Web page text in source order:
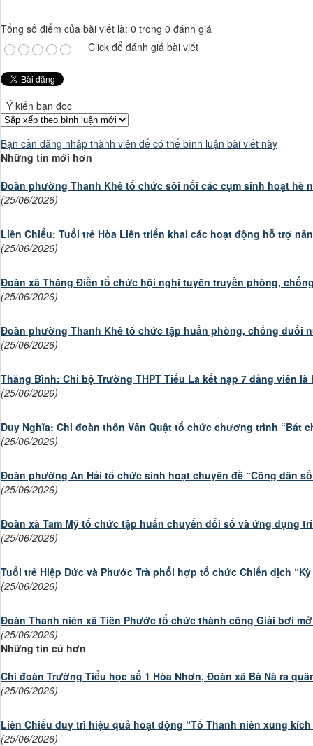
Tổng số điểm của bài viết là: 0 trong 0 đánh giá
Click để đánh giá bài viết
Ý kiến bạn đọc
Bạn cần đăng nhập thành viên để có thể bình luận bài viết này
Những tin mới hơn
Đoàn phường Thanh Khê tổ chức sôi nổi các cụm sinh hoạt hè
(25/06/2026)
Liên Chiểu: Tuổi trẻ Hòa Liên triển khai các hoạt động hỗ trợ
(25/06/2026)
Đoàn xã Thăng Điền tổ chức hội nghị tuyên truyền phòng,
(25/06/2026)
Đoàn phường Thanh Khê tổ chức tập huấn phòng, chống đuối
(25/06/2026)
Thăng Bình: Chi bộ Trường THPT Tiểu La kết nạp 7 đảng viên
(25/06/2026)
Duy Nghĩa: Chi đoàn thôn Vân Quật tổ chức chương trình “Bát
(25/06/2026)
Đoàn phường An Hải tổ chức sinh hoạt chuyên đề “Công dân
(25/06/2026)
Đoàn xã Tam Mỹ tổ chức tập huấn chuyển đổi số và ứng dụng
(25/06/2026)
Tuổi trẻ Hiệp Đức và Phước Trà phối hợp tổ chức Chiến dịch
(25/06/2026)
Đoàn Thanh niên xã Tiên Phước tổ chức thành công Giải bơi
(25/06/2026)
Những tin cũ hơn
Chi đoàn Trường Tiểu học số 1 Hòa Nhơn, Đoàn xã Bà Nà ra
(25/06/2026)
Liên Chiểu duy trì hiệu quả hoạt động “Tổ Thanh niên xung
(25/06/2026)